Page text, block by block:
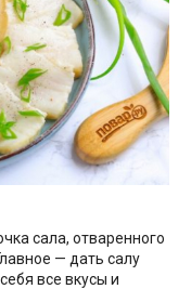
сала, отваренного
— дать салу
все вкусы и